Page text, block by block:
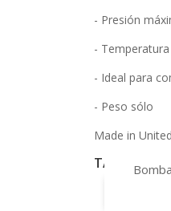
- Presión
-
- Ideal para
- Peso sólo
Made in
TAMBIÉN 